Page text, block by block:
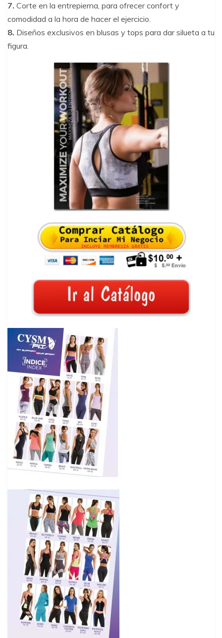
7. Corte en la entrepierna, para ofrecer confort y
comodidad a la hora de hacer el ejercicio.
8. Diseños exclusivos en blusas y tops para dar silueta a tu
figura.